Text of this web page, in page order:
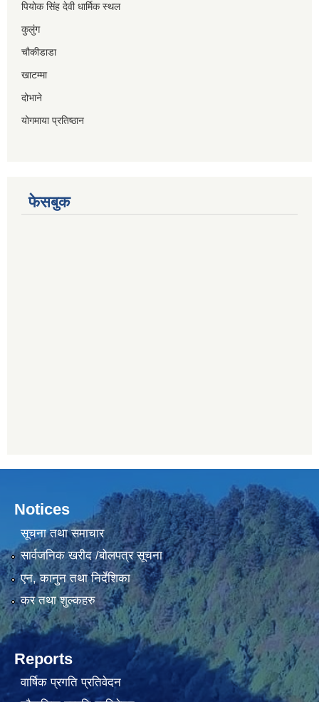
पियोक सिंह देवी धार्मिक स्थल
कुलुंग
चौकीडाडा
खाटम्मा
दोभाने
योगमाया प्रतिष्ठान
फेसबुक
Notices
सूचना तथा समाचार
सार्वजनिक खरीद /बोलपत्र सूचना
एन, कानुन तथा निर्देशिका
कर तथा शुल्कहरु
Reports
वार्षिक प्रगति प्रतिवेदन